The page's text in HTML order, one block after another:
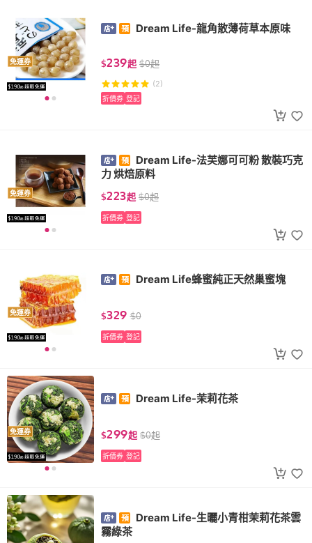
免運券
Dream Life-龍角散薄荷草本原味
$239起 $0起
(2)
折價券 登記
免運券
Dream Life-法芙娜可可粉 散裝巧克
力 烘焙原料
$223起 $0起
折價券 登記
免運券
Dream Life蜂蜜純正天然巢蜜塊
$329 $0
折價券 登記
免運券
Dream Life-茉莉花茶
$299起 $0起
折價券 登記
Dream Life-生曬小青柑茉莉花茶雲
霧綠茶